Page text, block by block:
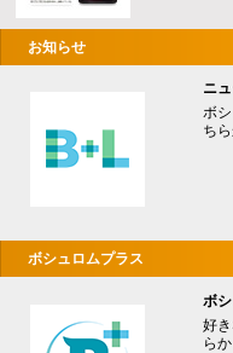
お知らせ
ニ
ボ
ちら
ボシュロムプラス
ボ
好
らか